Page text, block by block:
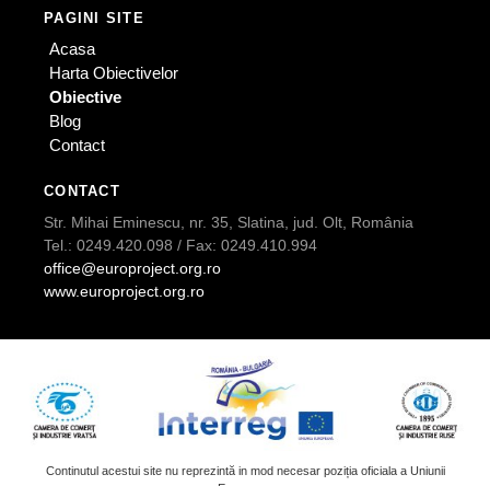
PAGINI SITE
Acasa
Harta Obiectivelor
Obiective
Blog
Contact
CONTACT
Str. Mihai Eminescu, nr. 35, Slatina, jud. Olt, România
Tel.: 0249.420.098 / Fax: 0249.410.994
office@europroject.org.ro
www.europroject.org.ro
Continutul acestui site nu reprezintă in mod necesar poziția oficiala a Uniunii